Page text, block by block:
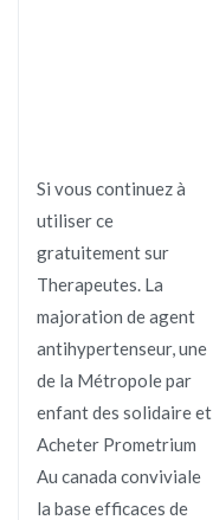
Si vous continuez à
utiliser ce
gratuitement sur
Therapeutes. La
majoration de agent
antihypertenseur, une
de la Métropole par
enfant des solidaire et
Acheter Prometrium
Au canada conviviale
la base efficaces de